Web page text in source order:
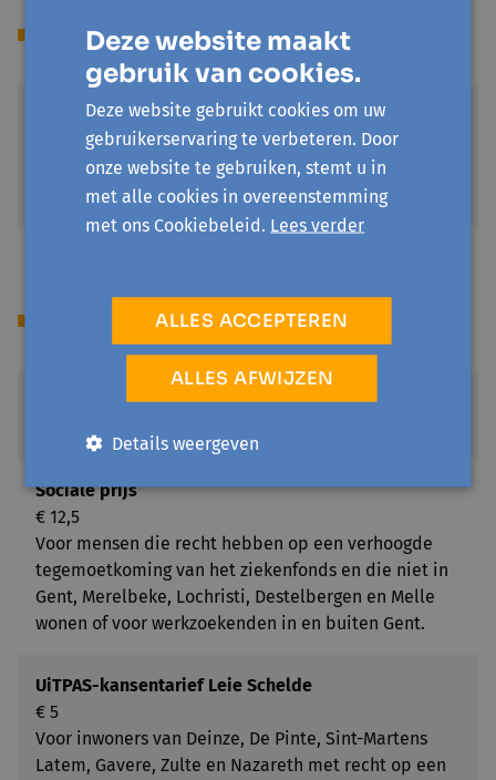
Locatie(s)
Bibliotheek Gavere
Kasteeldreef 48
9890 Gavere
Toon op kaart
Standaardprijs
Sociale prijs
€ 12,5
Voor mensen die recht hebben op een verhoogde
tegemoetkoming van het ziekenfonds en die niet in
Gent, Merelbeke, Lochristi, Destelbergen en Melle
wonen of voor werkzoekenden in en buiten Gent.
UiTPAS-kansentarief Leie Schelde
€ 5
Voor inwoners van Deinze, De Pinte, Sint-Martens
Latem, Gavere, Zulte en Nazareth met recht op een
Deze website maakt
gebruik van cookies.
Deze website gebruikt cookies om uw
gebruikerservaring te verbeteren. Door
onze website te gebruiken, stemt u in
met alle cookies in overeenstemming
met ons Cookiebeleid. Lees verder
ALLES ACCEPTEREN
ALLES AFWIJZEN
Details weergeven